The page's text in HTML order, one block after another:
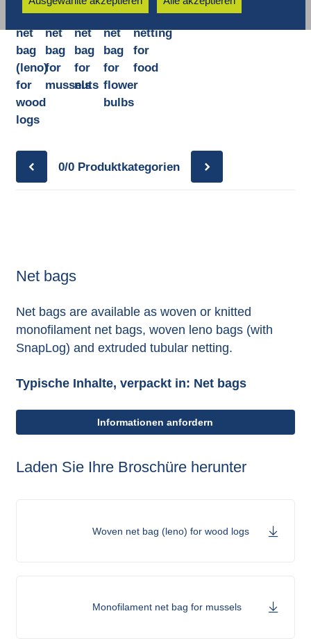
Woven
net
bag
(leno)
for
wood
logs
Monofilament
net
bag
for
mussels
Monofilament
net
bag
for
nuts
Monofilament
net
bag
for
flower
bulbs
Tubular
netting
for
food
0/0 Produktkategorien
Net bags
Net bags are available as woven or knitted
monofilament net bags, woven leno bags (with
SnapLog) and extruded tubular netting.
Typische Inhalte, verpackt in: Net bags
Informationen anfordern
Laden Sie Ihre Broschüre herunter
Woven net bag (leno) for wood logs
Monofilament net bag for mussels